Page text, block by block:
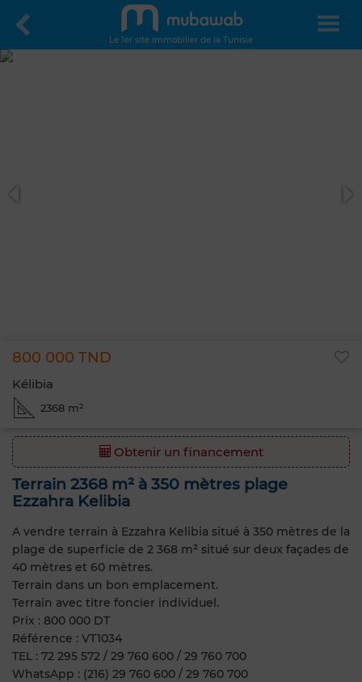
Le 1er site immobilier de la Tunisie
800 000 TND
Kélibia
2368 m²
Obtenir un financement
Terrain 2368 m² à 350 mètres plage
Ezzahra Kelibia
A vendre terrain à Ezzahra Kelibia situé à 350 mètres de la
plage de superficie de 2 368 m² situé sur deux façades de
40 mètres et 60 mètres.
Terrain dans un bon emplacement.
Terrain avec titre foncier individuel.
Prix : 800 000 DT
Référence : VT1034
TEL : 72 295 572 / 29 760 600 / 29 760 700
WhatsApp : (216) 29 760 600 / 29 760 700